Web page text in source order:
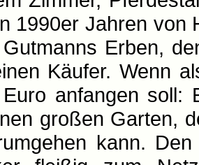
1990er Jahren von
Erben,
Käufer. Wenn
Euro anfangen
großen Garten,
kann.